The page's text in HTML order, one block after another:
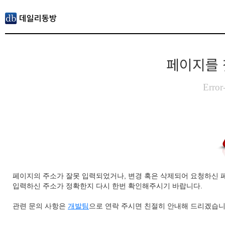
페이지를
페이지의 주소가 잘못 입력되었거나, 변경 혹은 삭제되어 요청하신
입력하신 주소가 정확한지 다시 한번 확인해주시기 바랍니다.
관련 문의 사항은 개발팀 으로 연락 주시면 친절히 안내해 드리겠습